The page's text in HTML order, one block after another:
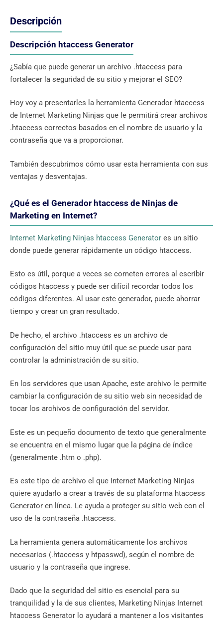
Descripción
Descripción htaccess Generator
¿Sabía que puede generar un archivo .htaccess para
fortalecer la seguridad de su sitio y mejorar el SEO?
Hoy voy a presentarles la herramienta Generador htaccess
de Internet Marketing Ninjas que le permitirá crear archivos
.htaccess correctos basados ​​en el nombre de usuario y la
contraseña que va a proporcionar.
También descubrimos cómo usar esta herramienta con sus
ventajas y desventajas.
¿Qué es el Generador htaccess de Ninjas de
Marketing en Internet?
Internet Marketing Ninjas htaccess Generator es un sitio
donde puede generar rápidamente un código htaccess.
Esto es útil, porque a veces se cometen errores al escribir
códigos htaccess y puede ser difícil recordar todos los
códigos diferentes. Al usar este generador, puede ahorrar
tiempo y crear un gran resultado.
De hecho, el archivo .htaccess es un archivo de
configuración del sitio muy útil que se puede usar para
controlar la administración de su sitio.
En los servidores que usan Apache, este archivo le permite
cambiar la configuración de su sitio web sin necesidad de
tocar los archivos de configuración del servidor.
Este es un pequeño documento de texto que generalmente
se encuentra en el mismo lugar que la página de índice
(generalmente .htm o .php).
Es este tipo de archivo el que Internet Marketing Ninjas
quiere ayudarlo a crear a través de su plataforma htaccess
Generator en línea. Le ayuda a proteger su sitio web con el
uso de la contraseña .htaccess.
La herramienta genera automáticamente los archivos
necesarios (.htaccess y htpasswd), según el nombre de
usuario y la contraseña que ingrese.
Dado que la seguridad del sitio es esencial para su
tranquilidad y la de sus clientes, Marketing Ninjas Internet
htaccess Generator lo ayudará a mantener a los visitantes